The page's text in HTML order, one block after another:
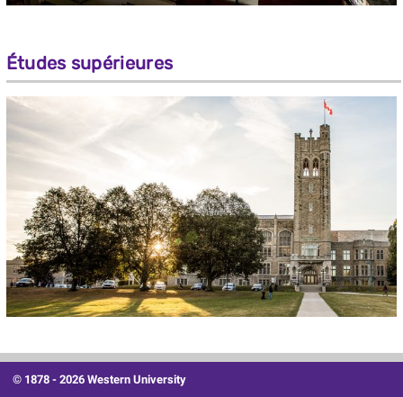
Études supérieures
© 1878 -2026 Western University